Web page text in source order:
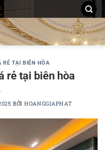
MẪU TRẦN THẠCH CAO
NANO, LAM SÓNG
RẺ TẠI BIÊN HÒA
rẻ tại biên hòa
BỞIHOANGGIAPHAT